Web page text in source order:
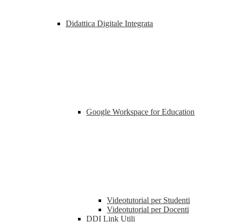
Didattica Digitale Integrata
Google Workspace for Education
Videotutorial per Studenti
Videotutorial per Docenti
DDI Link Utili